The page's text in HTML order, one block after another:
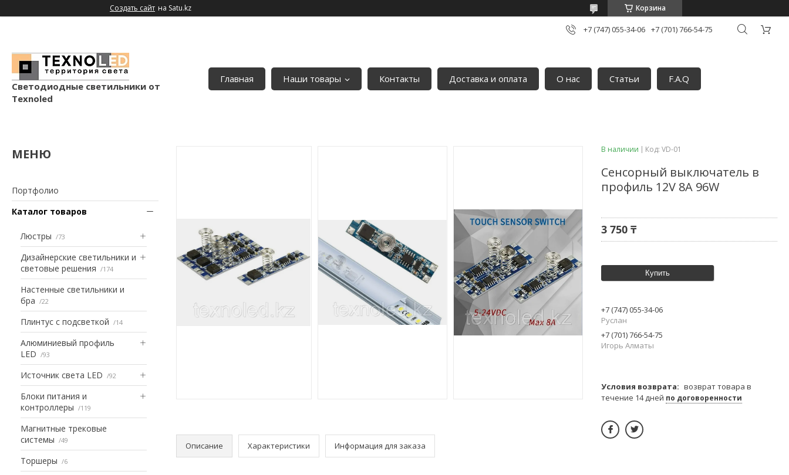
Создать сайт на Satu.kz Корзина
+7 (747) 055-34-06 +7 (701) 766-54-75
Светодиодные светильники от
Texnoled
Главная Наши товары Контакты Доставка и оплата О нас Статьи F.A.Q
Портфолио
Каталог товаров
Люстры 73
Дизайнерские светильники и
световые решения
174
Настенные светильники и
бра
22
Плинтус с подсветкой 14
Алюминиевый профиль
LED
93
Источник света LED 92
Блоки питания и
контроллеры
119
Магнитные трековые
системы
49
Торшеры 6
Описание Характеристики Информация для заказа
В наличии Код: VD-01
Сенсорный выключатель в
профиль 12V 8A 96W
3 750 ₸
Купить
+7 (747) 055-34-06
Руслан
+7 (701) 766-54-75
Игорь Алматы
возврат товара в
течение 14 дней по договоренности